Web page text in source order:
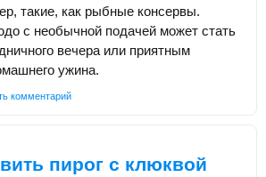
такие, как рыбные консервы.
с необычной подачей может стать
вечера или приятным
ужина.
комментарий
пирог с клюквой